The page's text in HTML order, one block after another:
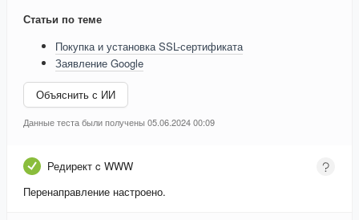
Статьи по теме
Покупка и установка SSL-сертификата
Заявление Google
Объяснить с ИИ
Данные теста были получены 05.06.2024 00:09
Редирект c WWW
Перенаправление настроено.